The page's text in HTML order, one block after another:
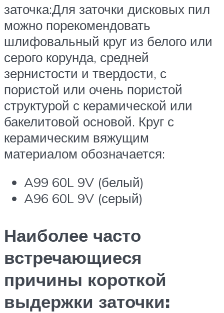
заточка:Для заточки дисковых пил
можно порекомендовать
шлифовальный круг из белого или
серого корунда, средней
зернистости и твердости, с
пористой или очень пористой
структурой с керамической или
бакелитовой основой. Круг с
керамическим вяжущим
материалом обозначается:
A99 60L 9V (белый)
A96 60L 9V (серый)
Наиболее часто
встречающиеся
причины короткой
выдержки заточки: